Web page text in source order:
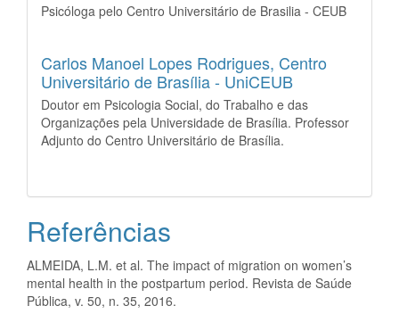
Psicóloga pelo Centro Universitário de Brasilia - CEUB
Carlos Manoel Lopes Rodrigues, Centro
Universitário de Brasília - UniCEUB
Doutor em Psicologia Social, do Trabalho e das
Organizações pela Universidade de Brasília. Professor
Adjunto do Centro Universitário de Brasília.
Referências
ALMEIDA, L.M. et al. The impact of migration on women’s
mental health in the postpartum period. Revista de Saúde
Pública, v. 50, n. 35, 2016.